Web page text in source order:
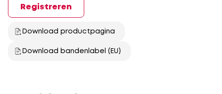
Registreren
Download productpagina
Download bandenlabel (EU)